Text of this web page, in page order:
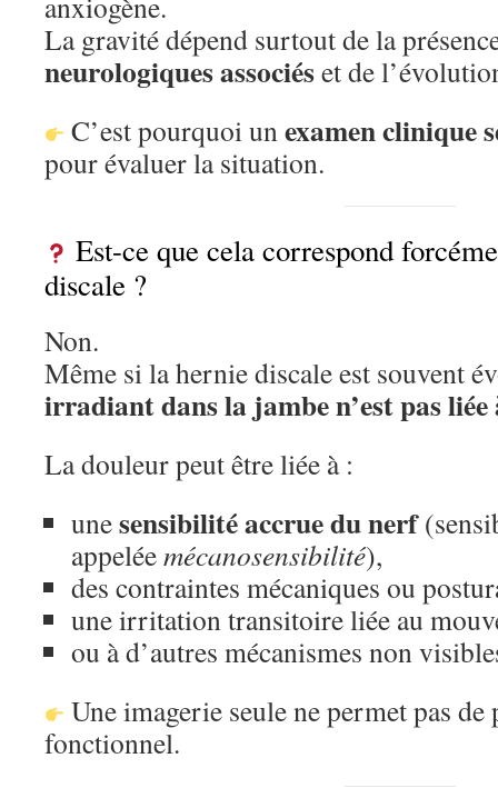
La gravité dépend surtout de la
neurologiques associéset de
C’est pourquoi unexamen clinique
pour évaluer la situation.
Est-ce que cela correspond
discale ?
Non.
Même si la hernie discale est souvent
irradiant dans la jambe n’est pas liée
La douleur peut être liée à :
unesensibilité accrue du nerf
appeléemécanosensibilité),
des contraintes mécaniques ou
une irritation transitoire liée au
ou à d’autres mécanismes non
Une imagerie seule ne permet pas
fonctionnel.